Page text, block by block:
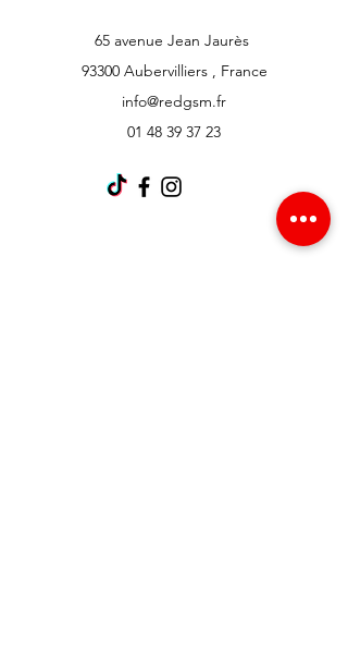
65 avenue Jean Jaurès
93300 Aubervilliers , France
info@redgsm.fr
01 48 39 37 23